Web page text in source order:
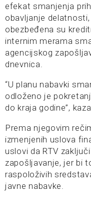
efekat smanjenja
obavljanje
obezbeđena su
internim merama
agencijskog
dnevnica.
“U planu nabavki
odloženo je
do kraja godine”,
Prema njegovim
izmenjenih uslova
uslovi da RTV
zapošljavanje, jer bi
raspoloživih
javne nabavke.